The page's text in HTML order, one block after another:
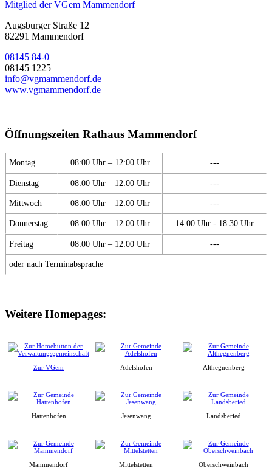
Mitglied der VGem Mammendorf
Augsburger Straße 12
82291 Mammendorf
08145 84-0
08145 1225
info@vgmammendorf.de
www.vgmammendorf.de
Öffnungszeiten Rathaus Mammendorf
Montag 08:00 Uhr – 12:00 Uhr ---
Dienstag 08:00 Uhr – 12:00 Uhr ---
Mittwoch 08:00 Uhr – 12:00 Uhr ---
Donnerstag 08:00 Uhr – 12:00 Uhr 14:00 Uhr - 18:30 Uhr
Freitag 08:00 Uhr – 12:00 Uhr ---
oder nach Terminabsprache
Weitere Homepages:
Zur VGem Adelshofen Althegnenberg
Hattenhofen Jesenwang Landsberied
Mammendorf Mittelstetten Oberschweinbach